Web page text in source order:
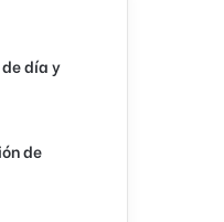
día y
de